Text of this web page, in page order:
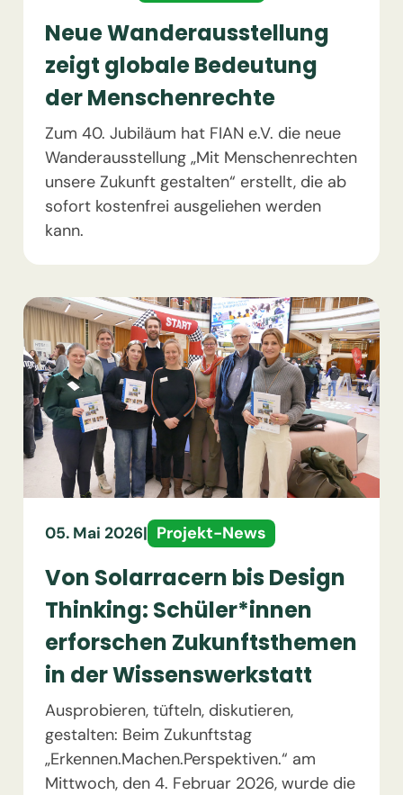
Neue Wanderausstellung
zeigt globale Bedeutung
der Menschenrechte
Zum 40. Jubiläum hat FIAN e.V. die neue
Wanderausstellung „Mit Menschenrechten
unsere Zukunft gestalten“ erstellt, die ab
sofort kostenfrei ausgeliehen werden
kann.
05. Mai 2026| Projekt-News
Von Solarracern bis Design
Thinking: Schüler*innen
erforschen Zukunftsthemen
in der Wissenswerkstatt
Ausprobieren, tüfteln, diskutieren,
gestalten: Beim Zukunftstag
„Erkennen.Machen.Perspektiven.“ am
Mittwoch, den 4. Februar 2026, wurde die